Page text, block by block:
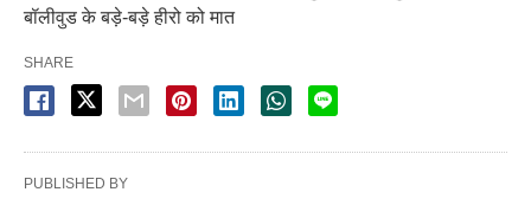
बॉलीवुड के बड़े-बड़े हीरो को मात
SHARE
PUBLISHED BY